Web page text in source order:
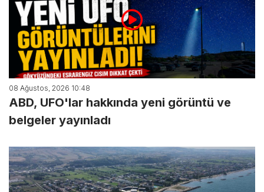
08 Ağustos, 2026 10:48
ABD, UFO'lar hakkında yeni görüntü ve
belgeler yayınladı